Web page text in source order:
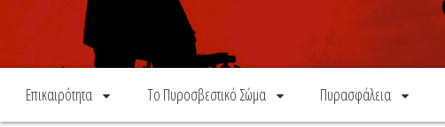
Επικαιρότητα Το Πυροσβεστικό Σώμα Πυρασφάλεια